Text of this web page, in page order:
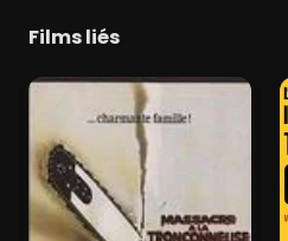
Films liés